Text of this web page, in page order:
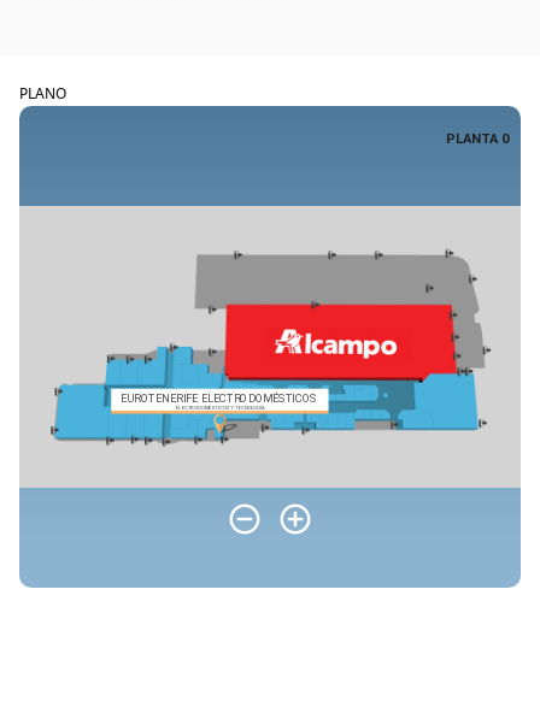
PLANO